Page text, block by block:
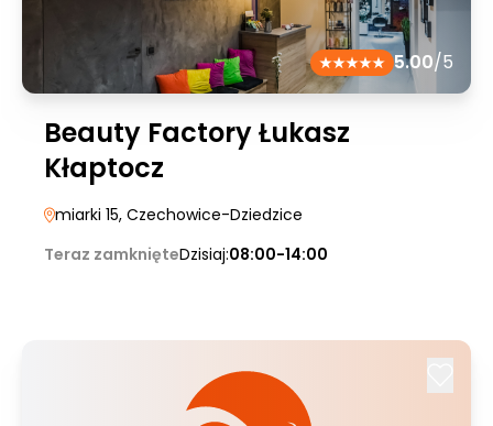
5.00/5
Beauty Factory Łukasz
Kłaptocz
miarki 15, Czechowice-Dziedzice
Teraz zamknięteDzisiaj:08:00-14:00